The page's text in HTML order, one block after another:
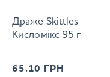
Драже Skittles
Кисломікс 95 г
65.10 ГРН